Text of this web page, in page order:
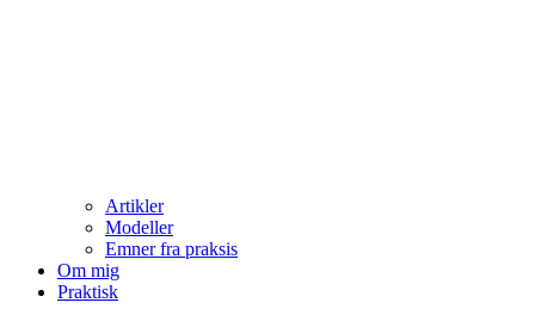
Artikler
Modeller
Emner fra praksis
Om mig
Praktisk